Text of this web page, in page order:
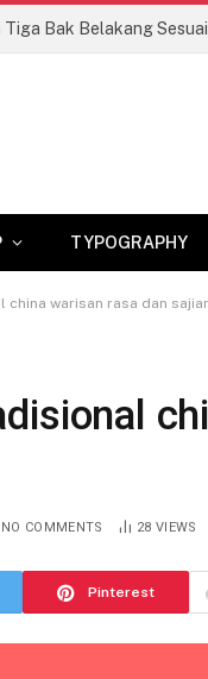
TYPOGRAPHY
china warisan rasa dan
NO COMMENTS 28 VIEWS
Pinterest